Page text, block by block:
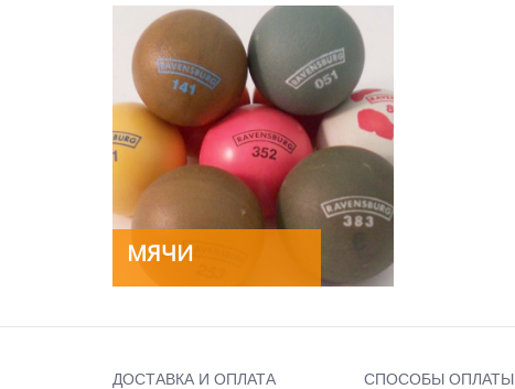
МЯЧИ
ДОСТАВКА И ОПЛАТА СПОСОБЫ ОПЛАТЫ